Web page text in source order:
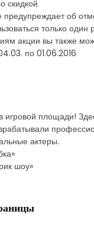
скидкой
об
только один
акции вы также
по 01.06.2016
площади!
актеры.
шоу»